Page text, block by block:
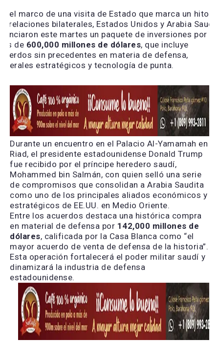
el marco de una visita de Estado que marca un hito
relaciones bilaterales, Estados Unidos y Arabia
este martes un paquete de inversiones por
de 600,000 millones de dólares, que incluye
sin precedentes en materia de defensa,
estratégicos y tecnología de punta.
Durante un encuentro en el Palacio Al-Yamamah en
Riad, el presidente estadounidense Donald Trump
fue recibido por el príncipe heredero saudí,
Mohammed bin Salmán, con quien selló una serie
de compromisos que consolidan a Arabia Saudita
como uno de los principales aliados económicos y
estratégicos de EE.UU. en Medio Oriente.
Entre los acuerdos destaca una histórica compra
en material de defensa por 142,000 millones de
dólares, calificada por la Casa Blanca como “el
mayor acuerdo de venta de defensa de la historia”.
Esta operación fortalecerá el poder militar saudí y
dinamizará la industria de defensa
estadounidense.